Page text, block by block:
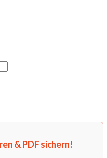
& PDF sichern!